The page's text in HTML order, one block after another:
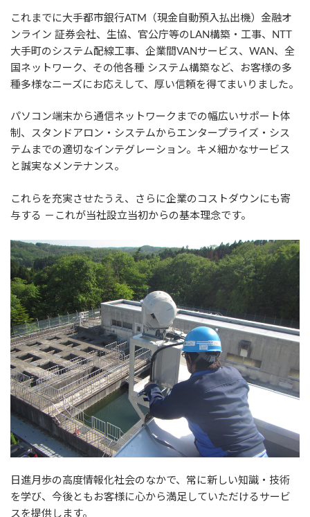
これまでに大手都市銀行ATM（現金自動預入払出機）金融オ
ンライン 証券会社、生協、官公庁等のLAN構築・工事、NTT
大手町のシステム配線工事、企業間VANサービス、WAN、全
国ネットワーク、その他各種 システム構築など、お客様の多
種多様なニーズにお応えして、厚い信頼を得てまいりました。
パソコン端末から通信ネットワークまでの幅広いサポート体
制、スタンドアロン・システムからエンタープライズ・シス
テムまでの適切なインテグレーション。キメ細かなサービス
と誠実なメンテナンス。
これらを充実させたうえ、さらに企業のコストダウンにも寄
与する －これが当社設立当初からの基本理念です。
日進月歩の高度情報化社会のなかで、常に新しい知識・技術
を学び、今後ともお客様に心から満足していただけるサービ
スを提供します。